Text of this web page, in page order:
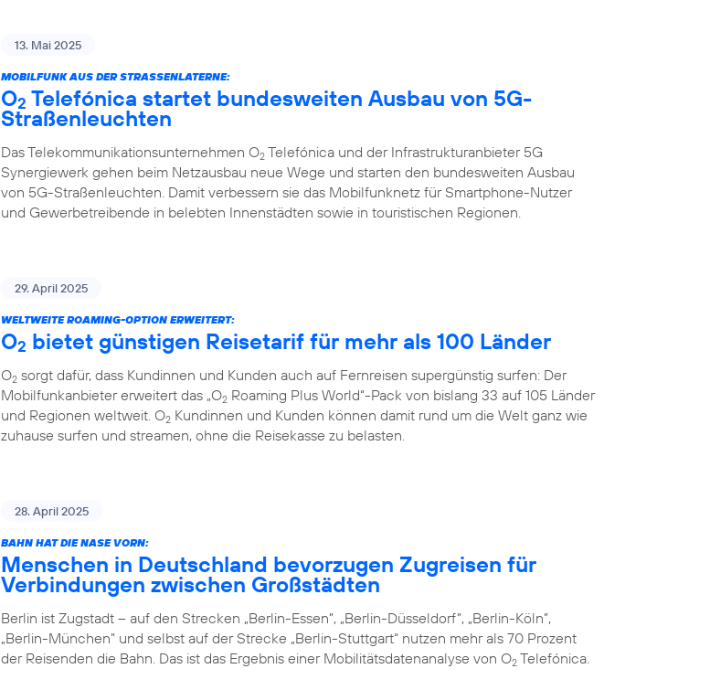
13. Mai 2025
MOBILFUNK AUS DER STRASSENLATERNE:
O2 Telefónica startet bundesweiten Ausbau von 5G-
Straßenleuchten
Das Telekommunikationsunternehmen O2 Telefónica und der Infrastrukturanbieter 5G
Synergiewerk gehen beim Netzausbau neue Wege und starten den bundesweiten Ausbau
von 5G-Straßenleuchten. Damit verbessern sie das Mobilfunknetz für Smartphone-Nutzer
und Gewerbetreibende in belebten Innenstädten sowie in touristischen Regionen.
29. April 2025
WELTWEITE ROAMING-OPTION ERWEITERT:
O2 bietet günstigen Reisetarif für mehr als 100 Länder
O2 sorgt dafür, dass Kundinnen und Kunden auch auf Fernreisen supergünstig surfen: Der
Mobilfunkanbieter erweitert das „O2 Roaming Plus World“-Pack von bislang 33 auf 105 Länder
und Regionen weltweit. O2 Kundinnen und Kunden können damit rund um die Welt ganz wie
zuhause surfen und streamen, ohne die Reisekasse zu belasten.
28. April 2025
BAHN HAT DIE NASE VORN:
Menschen in Deutschland bevorzugen Zugreisen für
Verbindungen zwischen Großstädten
Berlin ist Zugstadt – auf den Strecken „Berlin-Essen”, „Berlin-Düsseldorf”, „Berlin-Köln”,
„Berlin-München” und selbst auf der Strecke „Berlin-Stuttgart“ nutzen mehr als 70 Prozent
der Reisenden die Bahn. Das ist das Ergebnis einer Mobilitätsdatenanalyse von O2 Telefónica.